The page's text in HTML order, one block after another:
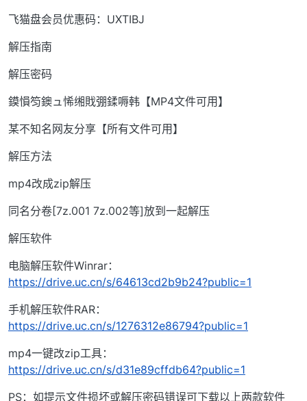
飞猫盘会员优惠码：UXTIBJ
解压指南
解压密码
鏌愪笉鐭ュ悕缃戝弸鍒嗕韩【MP4文件可用】
某不知名网友分享【所有文件可用】
解压方法
mp4改成zip解压
同名分卷[7z.001 7z.002等]放到一起解压
解压软件
电脑解压软件Winrar：
https://drive.uc.cn/s/64613cd2b9b24?public=1
手机解压软件RAR：
https://drive.uc.cn/s/1276312e86794?public=1
mp4一键改zip工具：
https://drive.uc.cn/s/d31e89cffdb64?public=1
PS：如提示文件损坏或解压密码错误可下载以上两款软件